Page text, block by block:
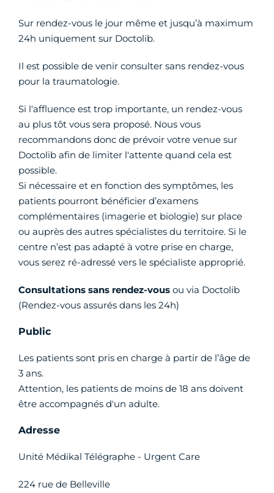
Sur rendez-vous le jour même et jusqu’à maximum
24h uniquement sur Doctolib.
Il est possible de venir consulter sans rendez-vous
pour la traumatologie.
Si l'affluence est trop importante, un rendez-vous
au plus tôt vous sera proposé. Nous vous
recommandons donc de prévoir votre venue sur
Doctolib afin de limiter l'attente quand cela est
possible.
Si nécessaire et en fonction des symptômes, les
patients pourront bénéficier d’examens
complémentaires (imagerie et biologie) sur place
ou auprès des autres spécialistes du territoire. Si le
centre n’est pas adapté à votre prise en charge,
vous serez ré-adressé vers le spécialiste approprié.
Consultations sans rendez-vous ou via Doctolib
(Rendez-vous assurés dans les 24h)
Public
Les patients sont pris en charge à partir de l’âge de
3 ans.
Attention, les patients de moins de 18 ans doivent
être accompagnés d'un adulte.
Adresse
Unité Médikal Télégraphe - Urgent Care
224 rue de Belleville